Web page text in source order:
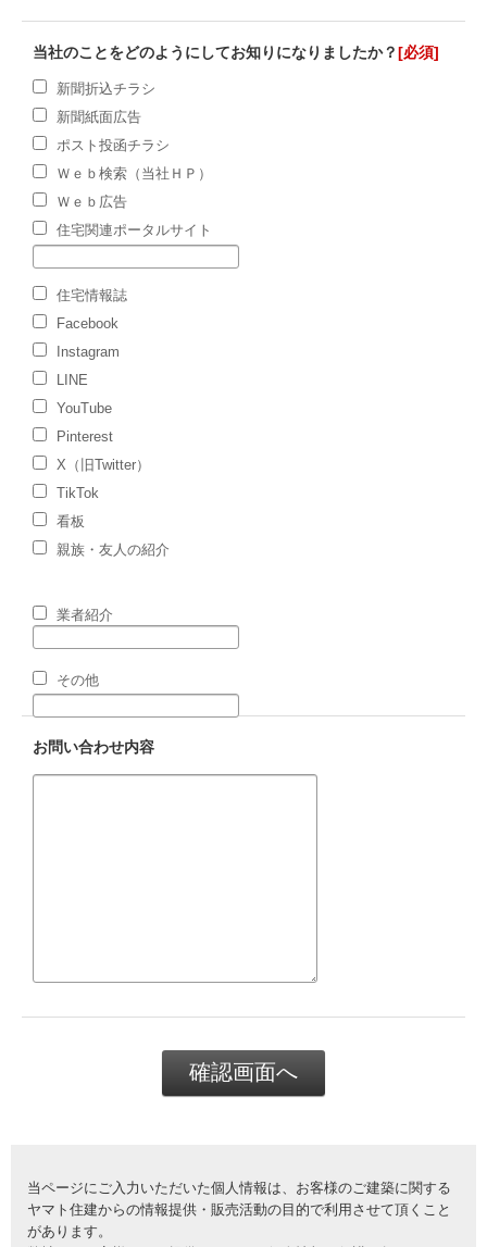
当社のことをどのようにしてお知りになりましたか？[必須]
新聞折込チラシ
新聞紙面広告
ポスト投函チラシ
Ｗｅｂ検索（当社ＨＰ）
Ｗｅｂ広告
住宅関連ポータルサイト
住宅情報誌
Facebook
Instagram
LINE
YouTube
Pinterest
X（旧Twitter）
TikTok
看板
親族・友人の紹介
業者紹介
その他
お問い合わせ内容
当ページにご入力いただいた個人情報は、お客様のご建築に関する
ヤマト住建からの情報提供・販売活動の目的で利用させて頂くこと
があります。